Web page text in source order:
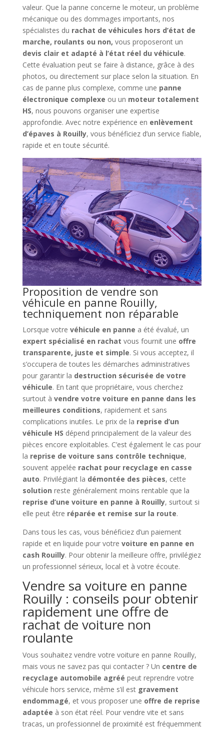
valeur. Que la panne concerne le moteur, un problème
mécanique ou des dommages importants, nos
spécialistes du rachat de véhicules hors d’état de
marche, roulants ou non, vous proposeront un
devis clair et adapté à l’état réel du véhicule.
Cette évaluation peut se faire à distance, grâce à des
photos, ou directement sur place selon la situation. En
cas de panne plus complexe, comme une panne
électronique complexe ou un moteur totalement
HS, nous pouvons organiser une expertise
approfondie. Avec notre expérience en enlèvement
d’épaves à Rouilly, vous bénéficiez d’un service fiable,
rapide et en toute sécurité.
Proposition de vendre son
véhicule en panne Rouilly,
techniquement non réparable
Lorsque votre véhicule en panne a été évalué, un
expert spécialisé en rachat vous fournit une offre
transparente, juste et simple. Si vous acceptez, il
s’occupera de toutes les démarches administratives
pour garantir la destruction sécurisée de votre
véhicule. En tant que propriétaire, vous cherchez
surtout à vendre votre voiture en panne dans les
meilleures conditions, rapidement et sans
complications inutiles. Le prix de la reprise d’un
véhicule HS dépend principalement de la valeur des
pièces encore exploitables. C’est également le cas pour
la reprise de voiture sans contrôle technique,
souvent appelée rachat pour recyclage en casse
auto. Privilégiant la démontée des pièces, cette
solution reste généralement moins rentable que la
reprise d’une voiture en panne à Rouilly, surtout si
elle peut être réparée et remise sur la route.
Dans tous les cas, vous bénéficiez d’un paiement
rapide et en liquide pour votre voiture en panne en
cash Rouilly. Pour obtenir la meilleure offre, privilégiez
un professionnel sérieux, local et à votre écoute.
Vendre sa voiture en panne
Rouilly : conseils pour obtenir
rapidement une offre de
rachat de voiture non
roulante
Vous souhaitez vendre votre voiture en panne Rouilly,
mais vous ne savez pas qui contacter ? Un centre de
recyclage automobile agréé peut reprendre votre
véhicule hors service, même s’il est gravement
endommagé, et vous proposer une offre de reprise
adaptée à son état réel. Pour vendre vite et sans
tracas, un professionnel de proximité est fréquemment